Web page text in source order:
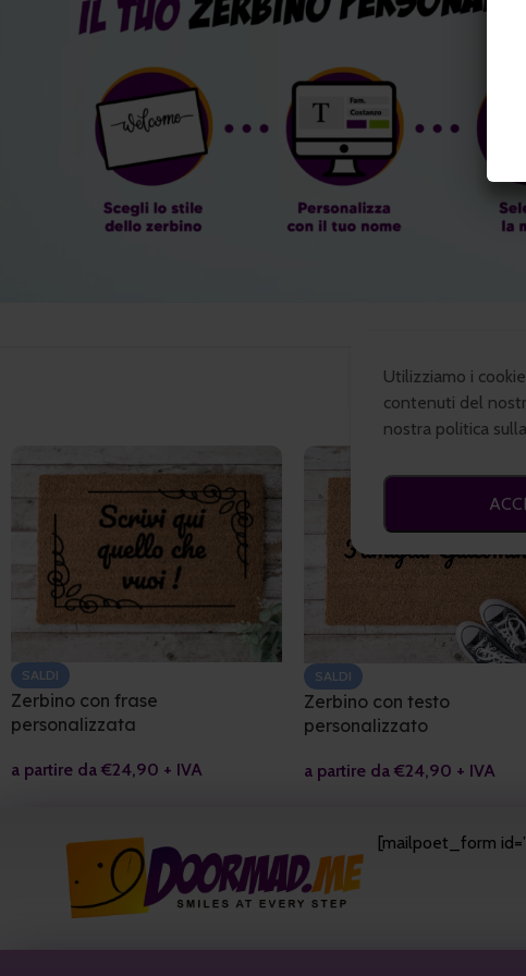
SALDI
Zerbino con frase
personalizzata
a partire da €24,90 + IVA
SALDI
Zerbino con testo
personalizzato
a partire da €24,90 + IVA
[mailpoet_form
Utilizziamo i
contenuti del
nostra politica